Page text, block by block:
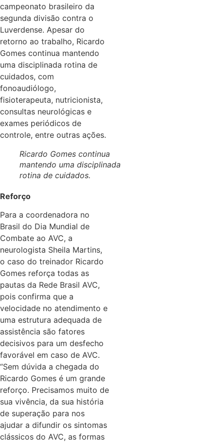
campeonato brasileiro da
segunda divisão contra o
Luverdense. Apesar do
retorno ao trabalho, Ricardo
Gomes continua mantendo
uma disciplinada rotina de
cuidados, com
fonoaudiólogo,
fisioterapeuta, nutricionista,
consultas neurológicas e
exames periódicos de
controle, entre outras ações.
Ricardo Gomes continua
mantendo uma disciplinada
rotina de cuidados.
Reforço
Para a coordenadora no
Brasil do Dia Mundial de
Combate ao AVC, a
neurologista Sheila Martins,
o caso do treinador Ricardo
Gomes reforça todas as
pautas da Rede Brasil AVC,
pois confirma que a
velocidade no atendimento e
uma estrutura adequada de
assistência são fatores
decisivos para um desfecho
favorável em caso de AVC.
“Sem dúvida a chegada do
Ricardo Gomes é um grande
reforço. Precisamos muito de
sua vivência, da sua história
de superação para nos
ajudar a difundir os sintomas
clássicos do AVC, as formas